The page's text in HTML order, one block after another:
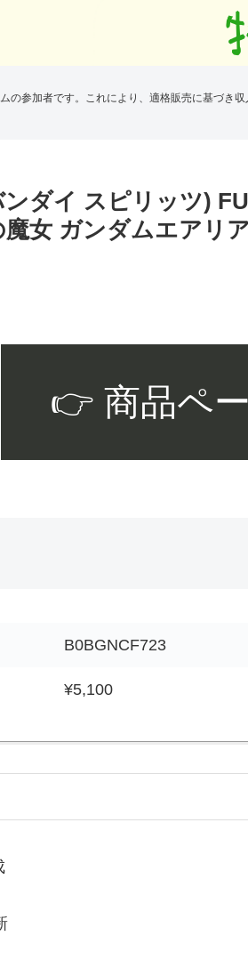
の参加者です。これにより、適格販売に基づき収
ダイ スピリッツ)
女 ガンダムエアリ
👉 商品ペ
B0BGNCF723
¥5,100